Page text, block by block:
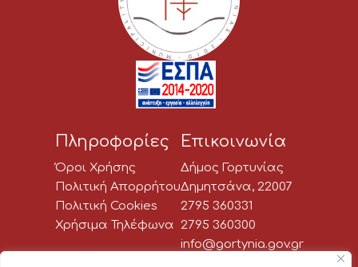
Πληροφορίες
Όροι Χρήσης
Πολιτική Απορρήτου
Πολιτική Cookies
Χρήσιμα Τηλέφωνα
Επικοινωνία
Δήμος Γορτυνίας
Δημητσάνα, 22007
2795 360331
2795 360300
info@gortynia.gov.gr